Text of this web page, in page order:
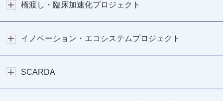
橋渡し・臨床加速化プロジェクト
イノベーション・エコシステムプロジェクト
SCARDA